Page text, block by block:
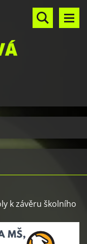
k závěru školního